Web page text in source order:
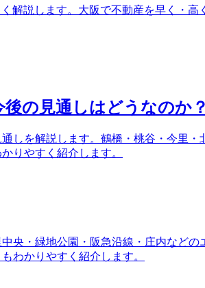
解説します。大阪で不動産を早く・高
の見通しはどうなのか
しを解説します。鶴橋・桃谷・今里・
りやすく紹介します。
央・緑地公園・阪急沿線・庄内などの
わかりやすく紹介します。